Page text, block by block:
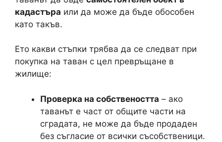
кадастъра или да може да бъде обособен
като такъв.
Ето какви стъпки трябва да се следват при
покупка на таван с цел превръщане в
жилище:
Проверка на собствеността – ако
таванът е част от общите части на
сградата, не може да бъде продаден
без съгласие от всички съсобственици.